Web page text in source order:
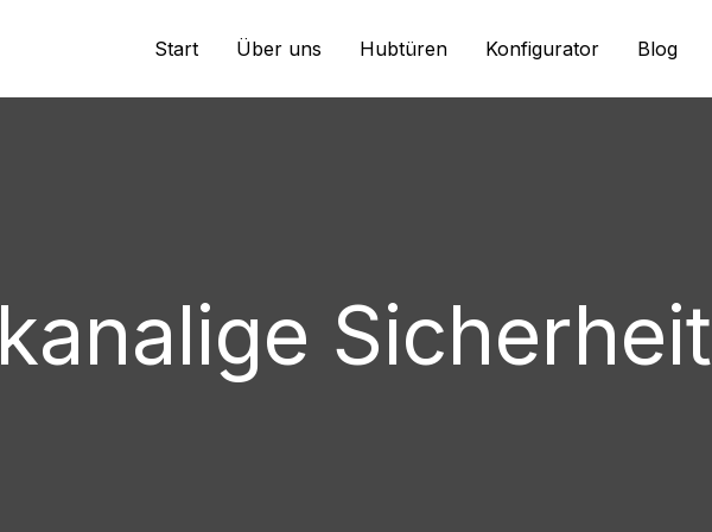
Start Über uns Hubtüren Konfigurator Blog
Sicherheit